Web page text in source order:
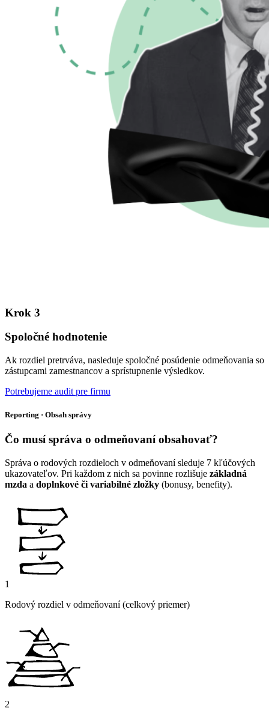
Krok 3
Spoločné hodnotenie
Ak rozdiel pretrváva, nasleduje spoločné posúdenie odmeňovania so
zástupcami zamestnancov a sprístupnenie výsledkov.
Potrebujeme audit pre firmu
Reporting · Obsah správy
Čo musí správa o odmeňovaní obsahovať?
Správa o rodových rozdieloch v odmeňovaní sleduje 7 kľúčových
ukazovateľov. Pri každom z nich sa povinne rozlišuje základná
mzda a doplnkové či variabilné zložky (bonusy, benefity).
1
Rodový rozdiel v odmeňovaní (celkový priemer)
2